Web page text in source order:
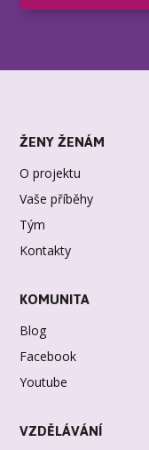
ŽENY ŽENÁM
O projektu
Vaše příběhy
Tým
Kontakty
KOMUNITA
Blog
Facebook
Youtube
VZDĚLÁVÁNÍ